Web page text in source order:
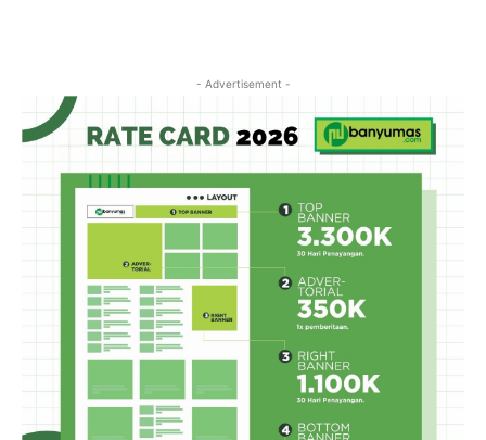
- Advertisement -